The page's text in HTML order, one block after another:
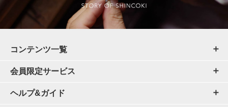
コンテンツ一覧
会員限定サービス
ヘルプ&ガイド